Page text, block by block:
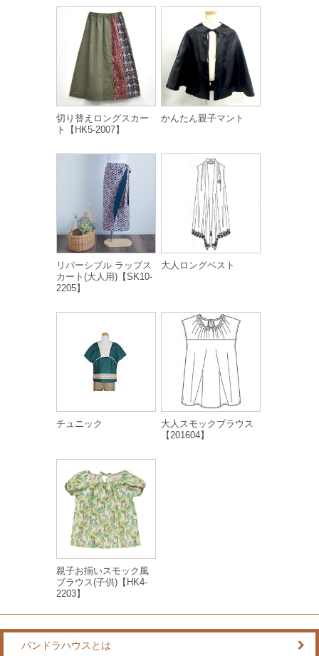
切り替えロングスカー
ト【HK5-2007】
かんたん親子マント
リバーシブル ラップス
カート(大人用)【SK10-
2205】
大人ロングベスト
チュニック
大人スモックブラウス
【201604】
親子お揃いスモック風
ブラウス(子供)【HK4-
2203】
パンドラハウスとは